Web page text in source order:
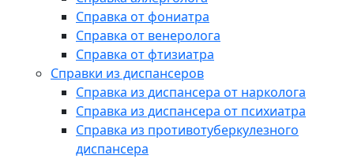
Справка от фониатра
Справка от венеролога
Справка от фтизиатра
Справки из диспансеров
Справка из диспансера от нарколога
Справка из диспансера от психиатра
Справка из противотуберкулезного
диспансера